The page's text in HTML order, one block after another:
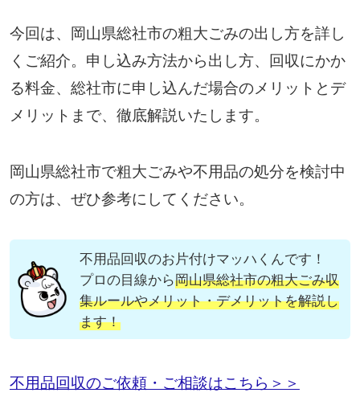
今回は、岡山県総社市の粗大ごみの出し方を詳し
くご紹介。申し込み方法から出し方、回収にかか
る料金、総社市に申し込んだ場合のメリットとデ
メリットまで、徹底解説いたします。
岡山県総社市で粗大ごみや不用品の処分を検討中
の方は、ぜひ参考にしてください。
不用品回収のお片付けマッハくんです！
プロの目線から岡山県総社市の粗大ごみ収
集ルールやメリット・デメリットを解説し
ます！
不用品回収のご依頼・ご相談はこちら＞＞